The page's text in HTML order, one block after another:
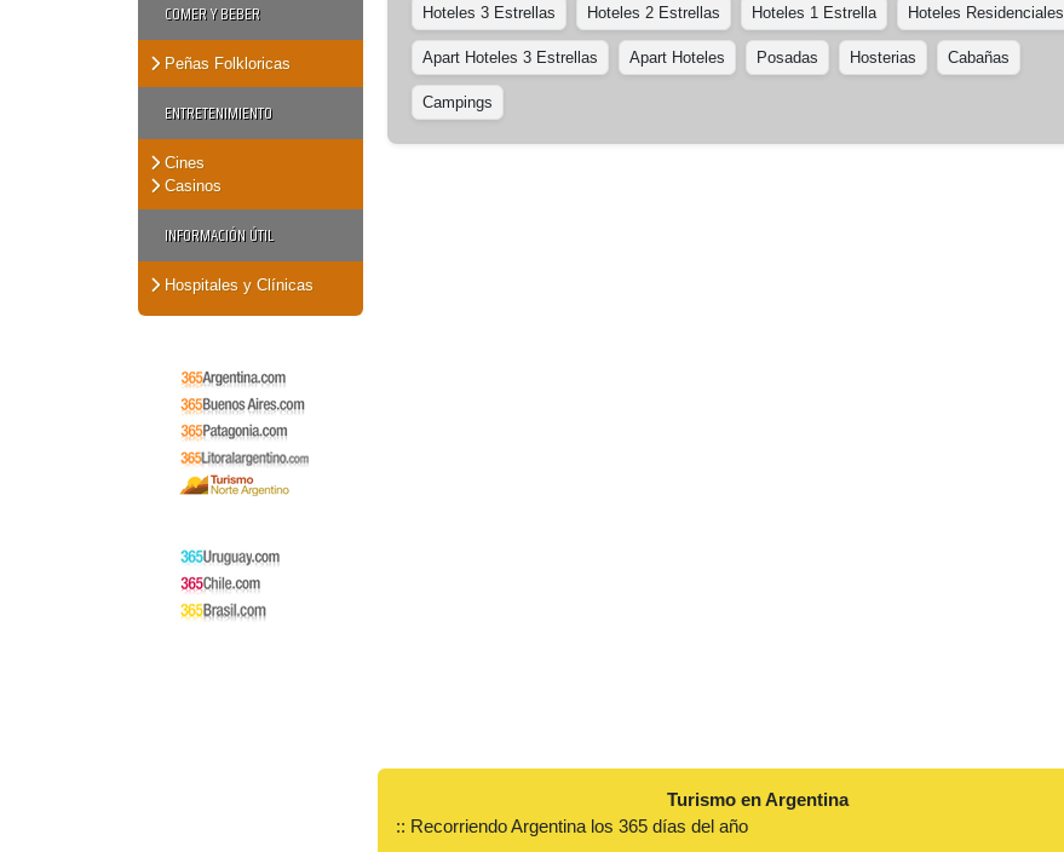
COMER Y BEBER
Peñas Folkloricas
ENTRETENIMIENTO
Cines
Casinos
INFORMACIÓN ÚTIL
Hospitales y Clínicas
Hoteles 3 Estrellas Hoteles 2 Estrellas Hoteles 1 Estrella Hoteles Residenciales
Apart Hoteles 3 Estrellas Apart Hoteles Posadas Hosterias Cabañas
Campings
Turismo en Argentina
:: Recorriendo Argentina los 365 días del año